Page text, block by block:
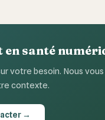
en santé
votre besoin. Nous
contexte.
→